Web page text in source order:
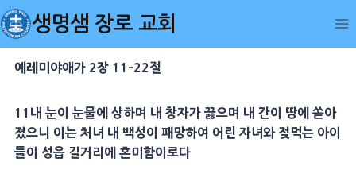
Skip
to
content
생명샘 장로 교회
예레미야애가 2장 11-22절
11 내 눈이 눈물에 상하며 내 창자가 끓으며 내 간이 땅에 쏟아
졌으니 이는 처녀 내 백성이 패망하여 어린 자녀와 젖먹는 아이
들이 성읍길거리에 혼미함이로다